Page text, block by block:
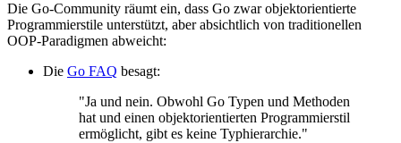
Die Go-Community räumt ein, dass Go zwar objektorientierte
Programmierstile unterstützt, aber absichtlich von traditionellen
OOP-Paradigmen abweicht:
Die Go FAQ besagt:
"Ja und nein. Obwohl Go Typen und Methoden
hat und einen objektorientierten Programmierstil
ermöglicht, gibt es keine Typhierarchie."